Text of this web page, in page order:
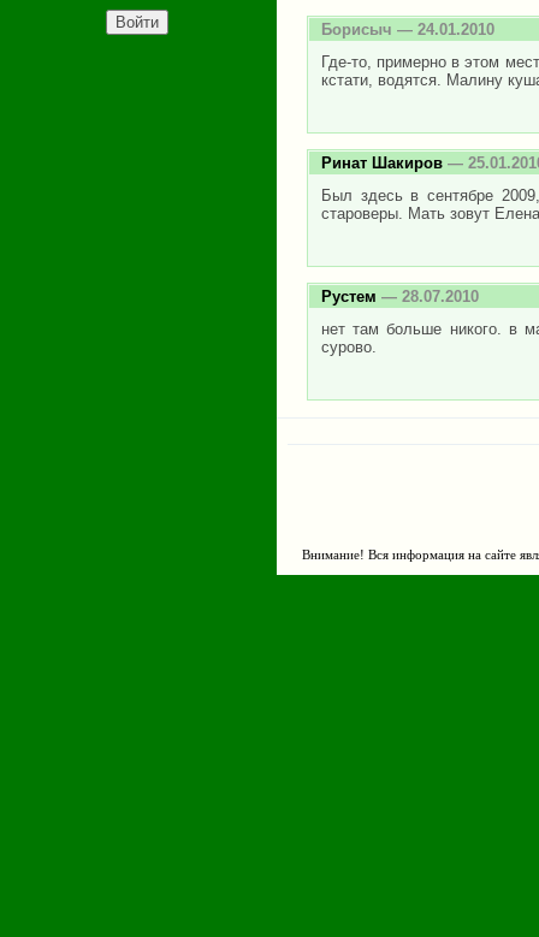
Борисыч — 24.01.2010
Где-то, примерно в этом
кстати, водятся. Малину
Ринат Шакиров —
Был здесь в сентябре
староверы. Мать зовут
Рустем — 28.07.2010
нет там больше никого. в
сурово.
Внимание! Вся информация на сайте